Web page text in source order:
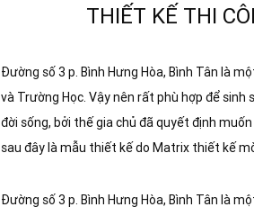
THIẾT KẾ THI
Đường số 3 p. Bình Hưng Hòa, Bình Tân là
và Trường Học. Vậy nên rất phù hợp để
đời sống, bởi thế gia chủ đã quyết định
sau đây là mẫu thiết kế do Matrix thiết kế
Đường số 3 p. Bình Hưng Hòa, Bình Tân là